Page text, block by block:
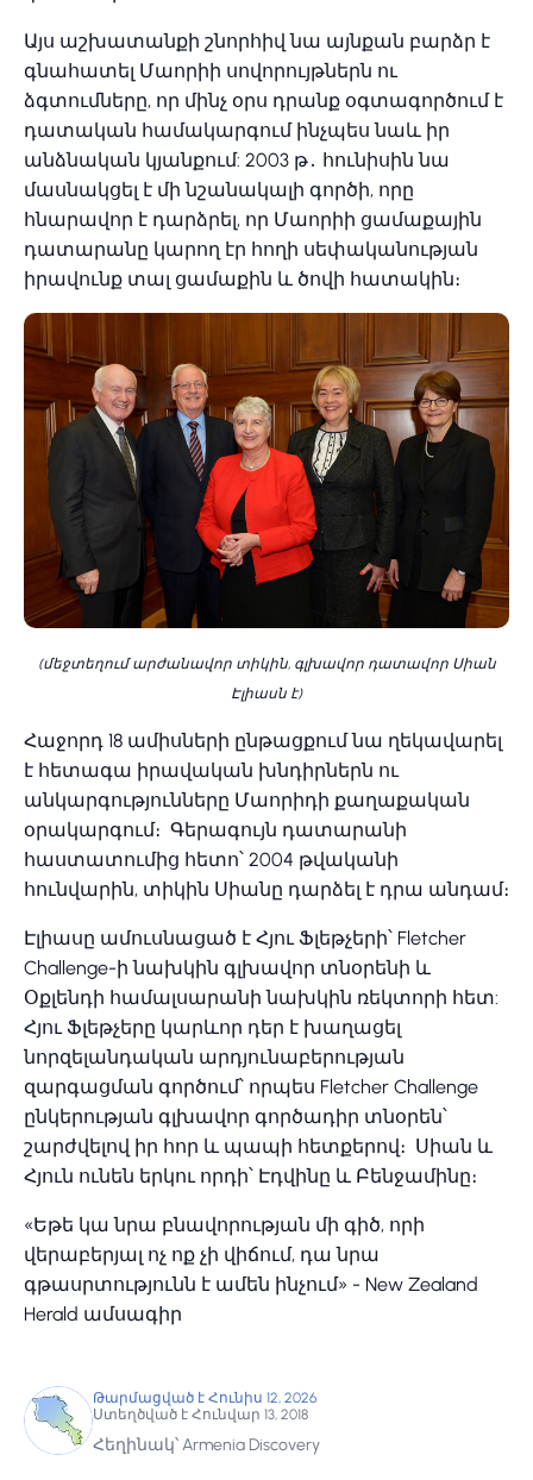
Այս աշխատանքի շնորհիվ նա այնքան բարձր է
գնահատել Մաորիի սովորույթներն ու
ձգտումները, որ մինչ օրս դրանք օգտագործում է
դատական համակարգում ինչպես նաև իր
անձնական կյանքում: 2003 թ․ հունիսին նա
մասնակցել է մի նշանակալի գործի, որը
հնարավոր է դարձրել, որ Մաորիի ցամաքային
դատարանը կարող էր հողի սեփականության
իրավունք տալ ցամաքին և ծովի հատակին։
(մեջտեղում արժանավոր տիկին, գլխավոր դատավոր Սիան
Էլիասն է)
Հաջորդ 18 ամիսների ընթացքում նա ղեկավարել
է հետագա իրավական խնդիրներն ու
անկարգությունները Մաորիդի քաղաքական
օրակարգում։ Գերագույն դատարանի
հաստատումից հետո՝ 2004 թվականի
հունվարին, տիկին Սիանը դարձել է դրա անդամ։
Էլիասը ամուսնացած է Հյու Ֆլեթչերի՝ Fletcher
Challenge-ի նախկին գլխավոր տնօրենի և
Օքլենդի համալսարանի նախկին ռեկտորի հետ:
Հյու Ֆլեթչերը կարևոր դեր է խաղացել
նորզելանդական արդյունաբերության
զարգացման գործում՝ որպես Fletcher Challenge
ընկերության գլխավոր գործադիր տնօրեն՝
շարժվելով իր հոր և պապի հետքերով։ Սիան և
Հյուն ունեն երկու որդի՝ Էդվինը և Բենջամինը։
«Եթե կա նրա բնավորության մի գիծ, որի
վերաբերյալ ոչ ոք չի վիճում, դա նրա
գթասրտությունն է ամեն ինչում» - New Zealand
Herald ամսագիր
Ստեղծված է Հունվար 13, 2018
Թարմացված է Հունիս 12, 2026
Հեղինակ՝ Armenia Discovery